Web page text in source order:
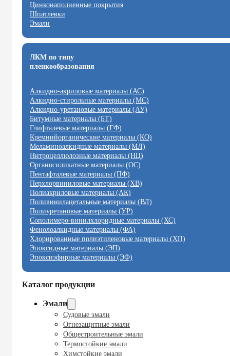
Цинконаполненные покрытия
Шпатлевки
Эмали
ЛКМ по типу
пленкообразования
Алкидно-акриловые материалы (АС)
Алкидно-стирольные материалы (МС)
Алкидно-уретановые материалы (АУ)
Битумные материалы (БТ)
Глифталевые материалы (ГФ)
Кремнийорганические материалы (КО)
Меламиноалкидные материалы (МЛ)
Нитроцеллюлозные материалы (НЦ)
Органосиликатные материалы (ОС)
Пентафталевые материалы (ПФ)
Перхлорвиниловые материалы (ХВ)
Полиакриловые материалы (АК)
Поливинилацетальные материалы (ВЛ)
Полиуретановые материалы (УР)
Сополимеро-винилхлоридные материалы (ХС)
Фенолоалкидные материалы (ФА)
Хлорированные полиэтиленовые материалы (ХП)
Эпоксидные материалы (ЭП)
Эпоксиэфирные материалы (ЭФ)
Каталог продукции
Эмали
Судовые эмали
Огнезащитные эмали
Общестроительные эмали
Термостойкие эмали
Химстойкие эмали